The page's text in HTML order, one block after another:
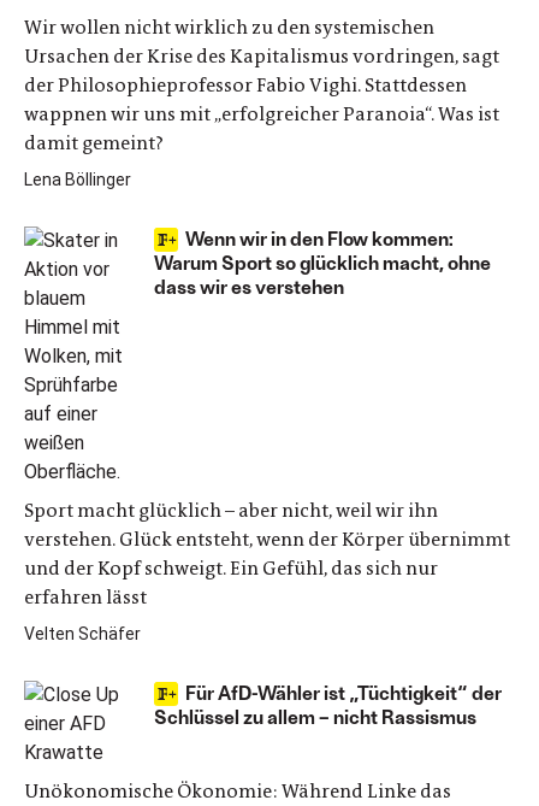
Wir wollen nicht wirklich zu den systemischen
Ursachen der Krise des Kapitalismus vordringen, sagt
der Philosophieprofessor Fabio Vighi. Stattdessen
wappnen wir uns mit „erfolgreicher Paranoia“. Was ist
damit gemeint?
Lena Böllinger
Wenn wir in den Flow kommen:
Warum Sport so glücklich macht, ohne
dass wir es verstehen
Sport macht glücklich – aber nicht, weil wir ihn
verstehen. Glück entsteht, wenn der Körper übernimmt
und der Kopf schweigt. Ein Gefühl, das sich nur
erfahren lässt
Velten Schäfer
Für AfD-Wähler ist „Tüchtigkeit“ der
Schlüssel zu allem – nicht Rassismus
Unökonomische Ökonomie: Während Linke das